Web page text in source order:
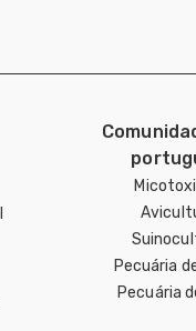
Pecuária
Pecuária